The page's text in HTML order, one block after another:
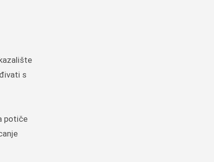
s
potiče